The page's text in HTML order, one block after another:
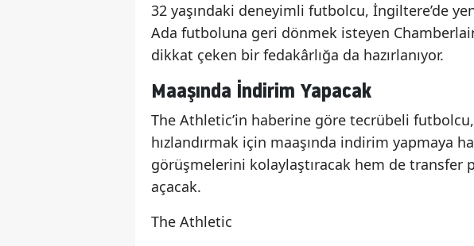
32 yaşındaki deneyimli futbolcu, İngiltere’de
Ada futboluna geri dönmek isteyen
dikkat çeken bir fedakârlığa da hazırlanıyor.
Maaşında İndirim Yapacak
The Athletic’in haberine göre tecrübeli futbolcu,
hızlandırmak için maaşında indirim yapmaya
görüşmelerini kolaylaştıracak hem de transfer
açacak.
The Athletic